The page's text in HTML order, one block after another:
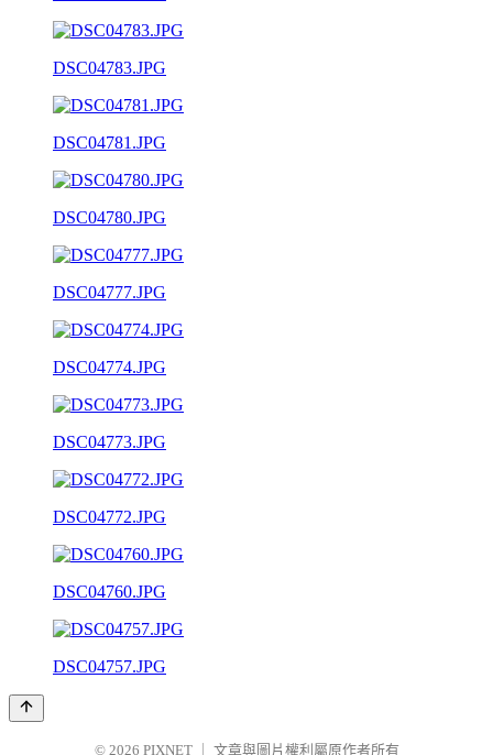
DSC04783.JPG
DSC04781.JPG
DSC04780.JPG
DSC04777.JPG
DSC04774.JPG
DSC04773.JPG
DSC04772.JPG
DSC04760.JPG
DSC04757.JPG
© 2026 PIXNET 文章與圖片權利屬原作者所有